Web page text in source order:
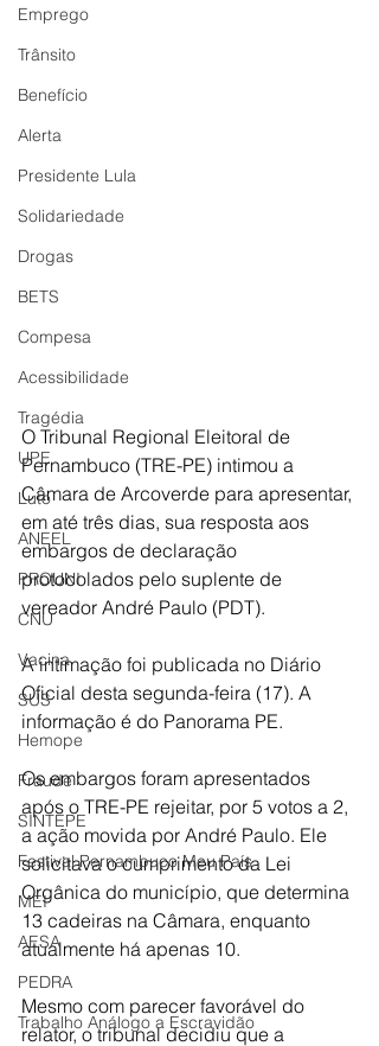
Emprego
Trânsito
Benefício
Alerta
Presidente Lula
Solidariedade
Drogas
BETS
Compesa
Acessibilidade
Tragédia
UPE
Luto
ANEEL
PROUNI
CNU
Vacina
SUS
Hemope
Fraude
SINTEPE
Festival Pernambuco Meu País
MEI
AESA
PEDRA
Trabalho Análogo a Escravidão
O Tribunal Regional Eleitoral de
Pernambuco (TRE-PE) intimou a
Câmara de Arcoverde para apresentar,
em até três dias, sua resposta aos
embargos de declaração
protocolados pelo suplente de
vereador André Paulo (PDT).
A intimação foi publicada no Diário
Oficial desta segunda-feira (17). A
informação é do Panorama PE.
Os embargos foram apresentados
após o TRE-PE rejeitar, por 5 votos a 2,
a ação movida por André Paulo. Ele
solicitava o cumprimento da Lei
Orgânica do município, que determina
13 cadeiras na Câmara, enquanto
atualmente há apenas 10.
Mesmo com parecer favorável do
relator, o tribunal decidiu que a